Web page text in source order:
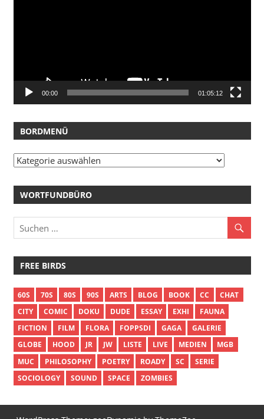
00:00 01:05:12
BORDMENÜ
Bordmenü
WORTFUNDBÜRO
FREE BIRDS
60S 70S 80S 90S ARTS BLOG BOOK CC
CHAT
CITY
COMIC DOKU DUDE ESSAY EXHI
FAUNA
FICTION
FILM FLORA FOPPSDI GAGA
GALERIE
GLOBE
HOOD JR JW LISTE LIVE MEDIEN
MGB
MUC
PHILOSOPHY POETRY ROADY SC
SERIE
SOCIOLOGY
SOUND SPACE ZOMBIES